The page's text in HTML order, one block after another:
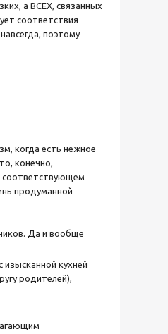
а ВСЕХ, связанных
соответствия
поэтому
когда есть нежное
конечно,
соответствующем
продуманной
Да и вообще
кухней
родителей),